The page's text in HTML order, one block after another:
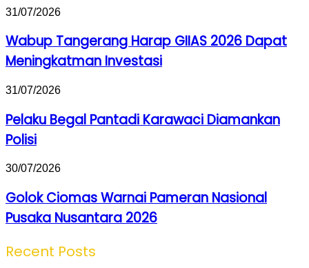
Organik
PS-
Wabup
Harap
GIIAS
2026
Meningkatman
31/07/2026
Wabup Tangerang Harap GIIAS 2026 Dapat
Meningkatman Investasi
Pelaku
Pantadi
Karawaci
Diamankan
31/07/2026
Pelaku Begal Pantadi Karawaci Diamankan
Polisi
Golok
Warnai
Pameran
Nasional
2026
30/07/2026
Golok Ciomas Warnai Pameran Nasional
Pusaka Nusantara 2026
Recent Posts